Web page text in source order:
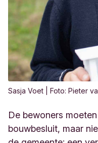
Sasja Voet | Foto: Pieter
De bewoners
bouwbesluit, maar